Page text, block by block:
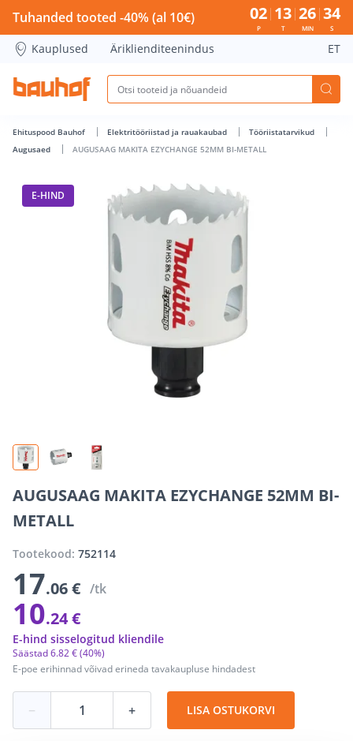
AUGUSAAG MAKITA EZYCHANGE 52MM BI-METALL -
Tuhanded tooted -40% (al 10€) 02
P
13
T
26
MIN
34
S
Kauplused Äriklienditeenindus ET
Ehituspood Bauhof Elektritööriistad ja rauakaubad
Tööriistatarvikud
Augusaed
AUGUSAAG MAKITA EZYCHANGE 52MM BI-METALL
E-HIND
AUGUSAAG MAKITA EZYCHANGE 52MM BI-
METALL
Tootekood: 752114
17.06 € /tk
10.24 €
E-poe erihinnad võivad erineda tavakaupluse hindadest
Säästad6.82 €(40%)
E-hind sisselogitud kliendile
− + LISA OSTUKORVI